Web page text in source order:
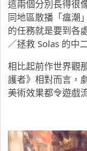
這兩個分別長得很
同地區散播「瘟潮
的任務就是要到各
／拯救 Solas 的中
相比起前作世界觀
護者》相對而言，
美術效果都令遊戲